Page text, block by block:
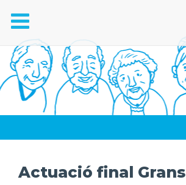
Toggle
navigation
Actuació final Grans